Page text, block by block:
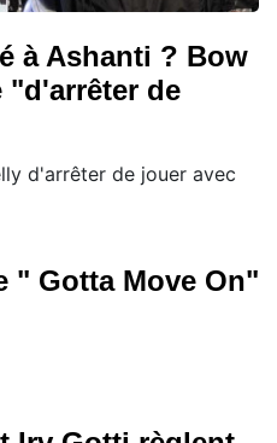
à Ashanti ? Bow
"d'arrêter de
d'arrêter de jouer avec
" Gotta Move On"